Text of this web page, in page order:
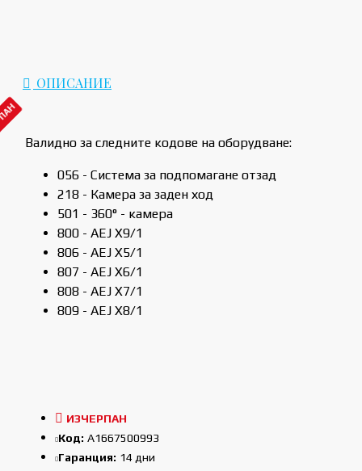
ОПИСАНИЕ
Валидно за следните кодове на оборудване:
056 - Система за подпомагане отзад
218 - Камера за заден ход
501 - 360° - камера
800 - AEJ X9/1
806 - AEJ X5/1
807 - AEJ X6/1
808 - AEJ X7/1
809 - AEJ X8/1
ИЗЧЕРПАН
Код: A1667500993
Гаранция: 14 дни